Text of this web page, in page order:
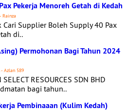
Pekerja Menoreh Getah di Kedah
Rainza
Supplier Boleh Supply 40 Pax
di..
Permohonan Bagi Tahun 2024
- Azlan 589
RESOURCES SDN BHD
bagi tahun..
Pembinaaan (Kulim Kedah)